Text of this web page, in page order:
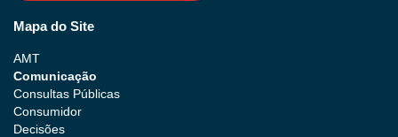
Mapa do Site
AMT
Comunicação
Consultas Públicas
Consumidor
Decisões